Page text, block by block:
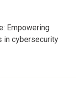
Empowering
in cybersecurity